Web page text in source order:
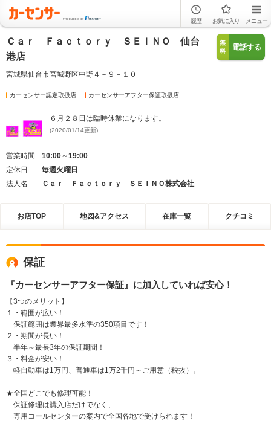
履歴 お気に入り メニュー
Ｃａｒ Ｆａｃｔｏｒｙ ＳＥＩＮＯ 仙台
港店
宮城県仙台市宮城野区中野４－９－１０
無
料
電話する
カーセンサー認定取扱店 カーセンサーアフター保証取扱店
６月２８日は臨時休業になります。
(2020/01/14更新)
営業時間
10:00～19:00
定休日
毎週火曜日
法人名
Ｃａｒ Ｆａｃｔｏｒｙ ＳＥＩＮＯ株式会社
お店TOP 地図&アクセス 在庫一覧 クチコミ
保証
『カーセンサーアフター保証』に加入していれば安心！
【3つのメリット】
１・範囲が広い！
保証範囲は業界最多水準の350項目です！
２・期間が長い！
半年～最長3年の保証期間！
３・料金が安い！
軽自動車は1万円、普通車は1万2千円～ご用意（税抜）。
★全国どこでも修理可能！
保証修理は購入店だけでなく、
専用コールセンターの案内で全国各地で受けられます！